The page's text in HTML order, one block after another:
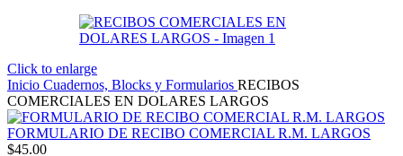
Click to enlarge
Inicio Cuadernos, Blocks y Formularios RECIBOS
COMERCIALES EN DOLARES LARGOS
FORMULARIO DE RECIBO COMERCIAL R.M. LARGOS
$45.00